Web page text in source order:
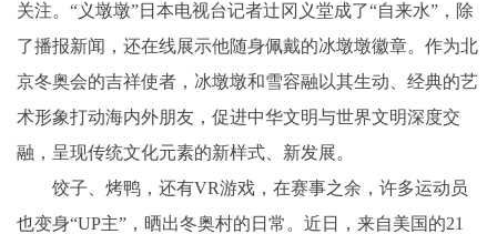
关注。“义墩墩”日本电视台记者辻冈义堂成了“自来水”，除
了播报新闻，还在线展示他随身佩戴的冰墩墩徽章。作为北
京冬奥会的吉祥使者，冰墩墩和雪容融以其生动、经典的艺
术形象打动海内外朋友，促进中华文明与世界文明深度交
融，呈现传统文化元素的新样式、新发展。
饺子、烤鸭，还有VR游戏，在赛事之余，许多运动员
也变身“UP主”，晒出冬奥村的日常。近日，来自美国的21